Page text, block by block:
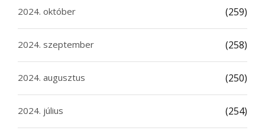
2024. október (259)
2024. szeptember (258)
2024. augusztus (250)
2024. július (254)